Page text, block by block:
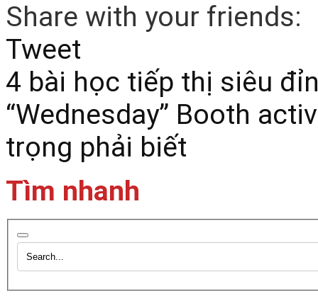
Share with your friends:
Tweet
4 bài học tiếp thị siêu
“Wednesday” Booth
trọng phải biết
Tìm nhanh